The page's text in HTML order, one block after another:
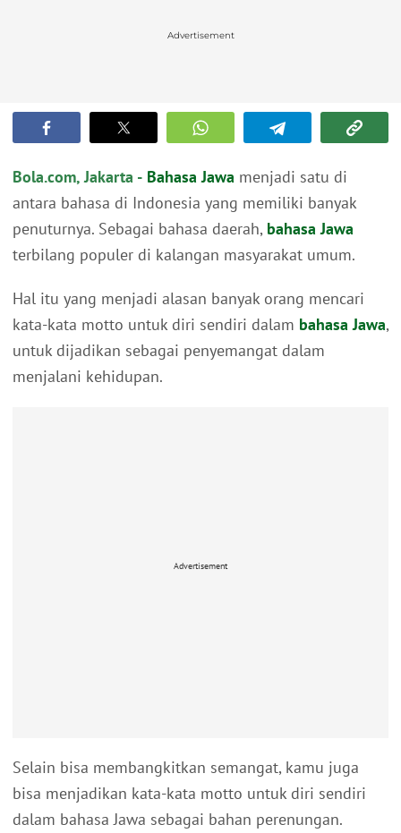
Advertisement
Bola.com, Jakarta - Bahasa Jawa menjadi satu di
antara bahasa di Indonesia yang memiliki banyak
penuturnya. Sebagai bahasa daerah, bahasa Jawa
terbilang populer di kalangan masyarakat umum.
Hal itu yang menjadi alasan banyak orang mencari
kata-kata motto untuk diri sendiri dalam bahasa Jawa,
untuk dijadikan sebagai penyemangat dalam
menjalani kehidupan.
Advertisement
Selain bisa membangkitkan semangat, kamu juga
bisa menjadikan kata-kata motto untuk diri sendiri
dalam bahasa Jawa sebagai bahan perenungan.